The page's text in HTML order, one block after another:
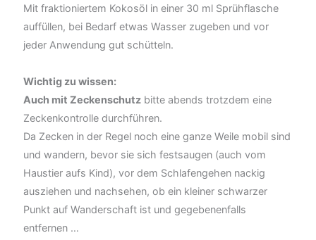
Mit fraktioniertem Kokosöl in einer 30 ml Sprühflasche
auffüllen, bei Bedarf etwas Wasser zugeben und vor
jeder Anwendung gut schütteln.
Wichtig zu wissen:
Auch mit Zeckenschutz bitte abends trotzdem eine
Zeckenkontrolle durchführen.
Da Zecken in der Regel noch eine ganze Weile mobil sind
und wandern, bevor sie sich festsaugen (auch vom
Haustier aufs Kind), vor dem Schlafengehen nackig
ausziehen und nachsehen, ob ein kleiner schwarzer
Punkt auf Wanderschaft ist und gegebenenfalls
entfernen …